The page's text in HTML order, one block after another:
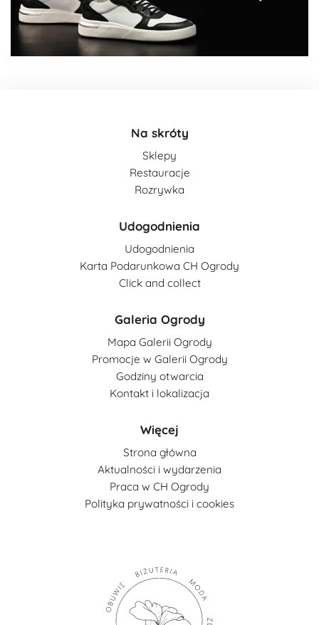
Na skróty
Sklepy
Restauracje
Rozrywka
Udogodnienia
Udogodnienia
Karta Podarunkowa CH Ogrody
Click and collect
Galeria Ogrody
Mapa Galerii Ogrody
Promocje w Galerii Ogrody
Godziny otwarcia
Kontakt i lokalizacja
Więcej
Strona główna
Aktualności i wydarzenia
Praca w CH Ogrody
Polityka prywatności i cookies